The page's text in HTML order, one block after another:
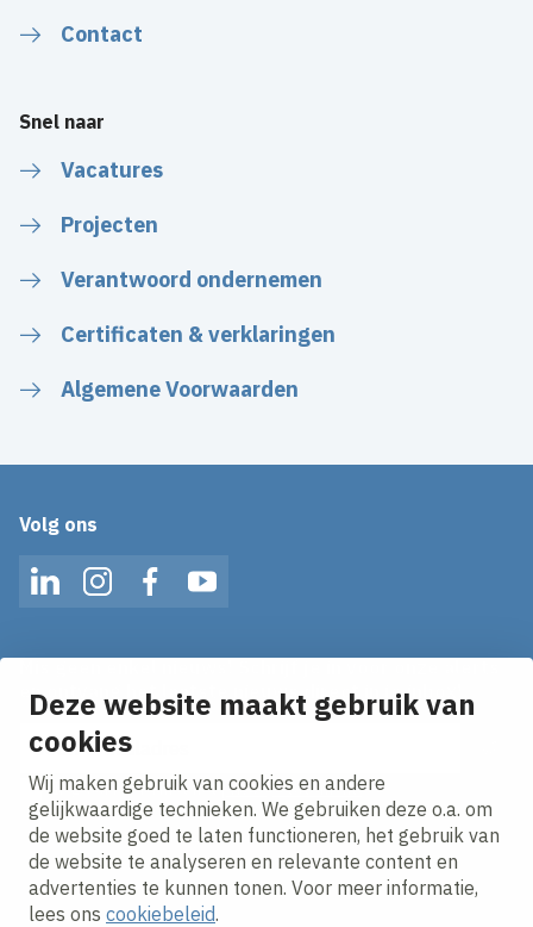
Deze website maakt gebruik van
cookies
Wij maken gebruik van cookies en andere
gelijkwaardige technieken. We gebruiken deze o.a. om
de website goed te laten functioneren, het gebruik van
de website te analyseren en relevante content en
advertenties te kunnen tonen. Voor meer informatie,
lees ons cookiebeleid.
Contact
Snel naar
Vacatures
Projecten
Verantwoord ondernemen
Certificaten & verklaringen
Algemene Voorwaarden
Volg ons
LinkedInInstagramFacebookYouTube
en ontvang het laatste nieuws direct in je inbox!
E-mailadres
Ik ga akkoord met hetprivacy statement.